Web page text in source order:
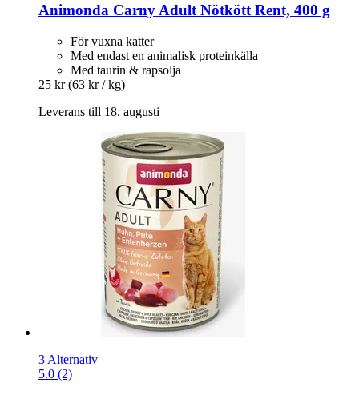
Animonda Carny Adult Nötkött Rent, 400 g
För vuxna katter
Med endast en animalisk proteinkälla
Med taurin & rapsolja
25 kr (63 kr / kg)
Leverans till 18. augusti
3 Alternativ
5.0 (2)